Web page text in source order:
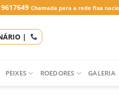
Chamada para a rede fixa
|
PEIXES ROEDORES GALERIA